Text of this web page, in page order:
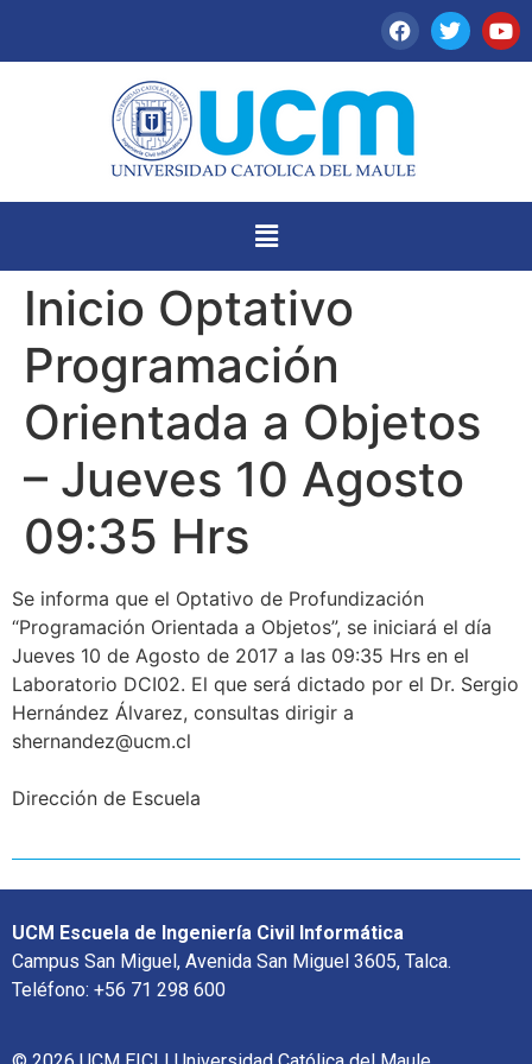
Inicio Optativo
Programación
Orientada a Objetos
– Jueves 10 Agosto
09:35 Hrs
Se informa que el Optativo de Profundización
“Programación Orientada a Objetos”, se iniciará el día
Jueves 10 de Agosto de 2017 a las 09:35 Hrs en el
Laboratorio DCI02. El que será dictado por el Dr. Sergio
Hernández Álvarez, consultas dirigir a
shernandez@ucm.cl
Dirección de Escuela
UCM Escuela de Ingeniería Civil Informática
Campus San Miguel, Avenida San Miguel 3605, Talca.
Teléfono: +56 71 298 600